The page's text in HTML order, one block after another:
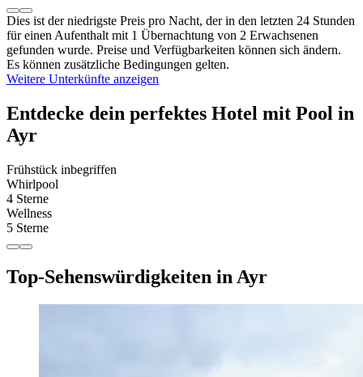
Dies ist der niedrigste Preis pro Nacht, der in den letzten 24 Stunden
für einen Aufenthalt mit 1 Übernachtung von 2 Erwachsenen
gefunden wurde. Preise und Verfügbarkeiten können sich ändern.
Es können zusätzliche Bedingungen gelten.
Weitere Unterkünfte anzeigen
Entdecke dein perfektes Hotel mit Pool in
Ayr
Frühstück inbegriffen
Whirlpool
4 Sterne
Wellness
5 Sterne
Top-Sehenswürdigkeiten in Ayr